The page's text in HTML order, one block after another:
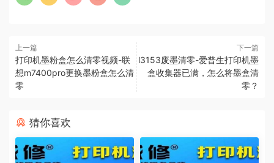
上一篇
打印机墨粉盒怎么清零视频-联
想m7400pro更换墨粉盒怎么清
零
下一篇
l3153废墨清零-爱普生打印机墨
盒收集器已满，怎么将墨盒清
零？
猜你喜欢